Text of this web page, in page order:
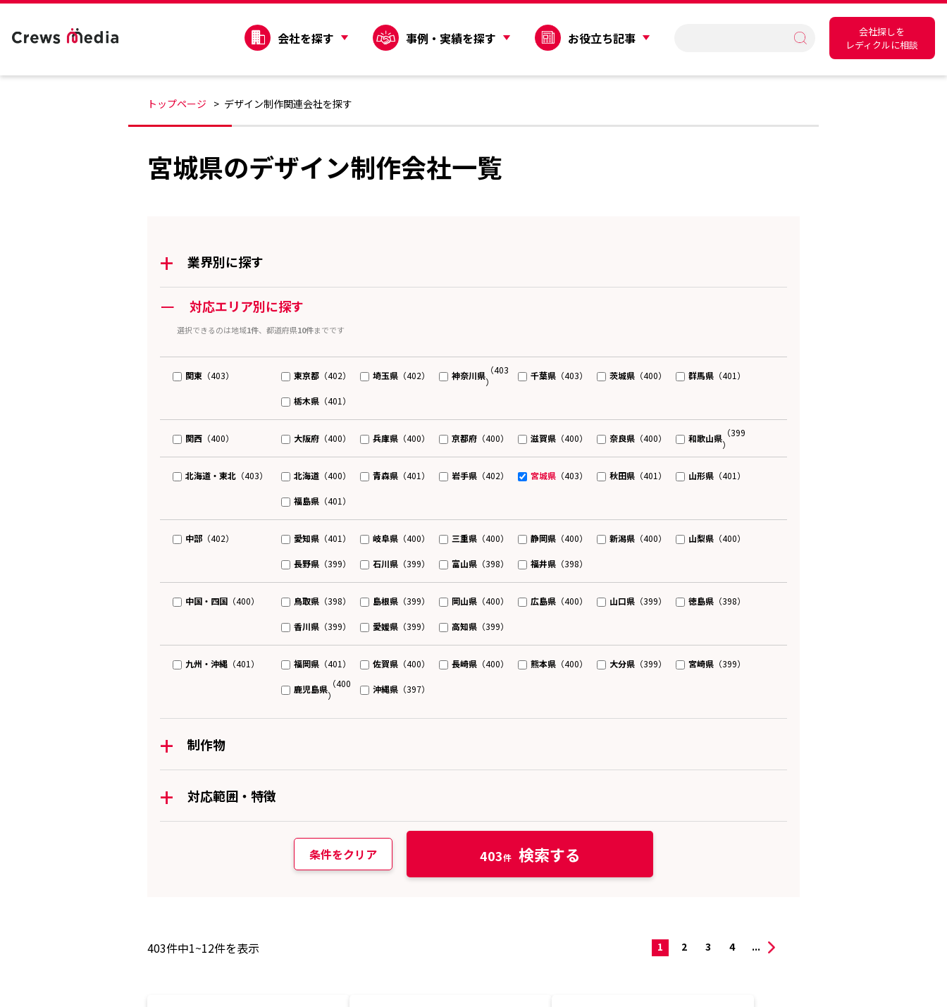
会社を探す 事例・実績を探す お役立ち記事
会社探しを
レディクルに相談
トップページ デザイン制作関連会社を探す
宮城県のデザイン制作会社一覧
+ 業界別に探す
ー 対応エリア別に探す
選択できるのは地域1件、都道府県10件までです
関東 （403） 東京都（402） 埼玉県（402） 神奈川県 （403
）
千葉県（403） 茨城県（400） 群馬県（401）
栃木県（401）
関西 （400） 大阪府（400） 兵庫県（400） 京都府（400） 滋賀県（400） 奈良県（400） 和歌山県 （399
）
北海道・東北 （403） 北海道（400） 青森県（401） 岩手県（402） 宮城県（403） 秋田県（401） 山形県（401）
福島県（401）
中部 （402） 愛知県（401） 岐阜県（400） 三重県（400） 静岡県（400） 新潟県（400） 山梨県（400）
長野県（399） 石川県（399） 富山県（398） 福井県（398）
中国・四国 （400） 鳥取県（398） 島根県（399） 岡山県（400） 広島県（400） 山口県（399） 徳島県（398）
香川県（399） 愛媛県（399） 高知県（399）
九州・沖縄 （401） 福岡県（401） 佐賀県（400） 長崎県（400） 熊本県（400） 大分県（399） 宮崎県（399）
鹿児島県 （400
）
沖縄県（397）
+ 制作物
+ 対応範囲・特徴
条件をクリア 403 検索する
403件中1~12件を表示 1 2 3 4 ...